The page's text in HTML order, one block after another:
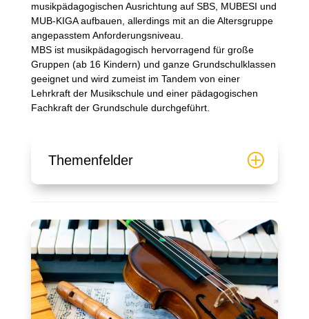
musikpädagogischen Ausrichtung auf SBS, MUBESI und
MUB-KIGA aufbauen, allerdings mit an die Altersgruppe
angepasstem Anforderungsniveau.
MBS ist musikpädagogisch hervorragend für große
Gruppen (ab 16 Kindern) und ganze Grundschulklassen
geeignet und wird zumeist im Tandem von einer
Lehrkraft der Musikschule und einer pädagogischen
Fachkraft der Grundschule durchgeführt.
Themenfelder